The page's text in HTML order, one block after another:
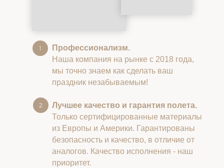
Профессионализм.
Наша компания на рынке с 2018 года,
мы точно знаем как сделать ваш
праздник незабываемым!
Лучшее качество и гарантия полета.
Только сертифицированные материалы
из Европы и Америки. Гарантированы
безопасность и качество, в отличие от
аналогов. Качество исполнения - наш
приоритет.